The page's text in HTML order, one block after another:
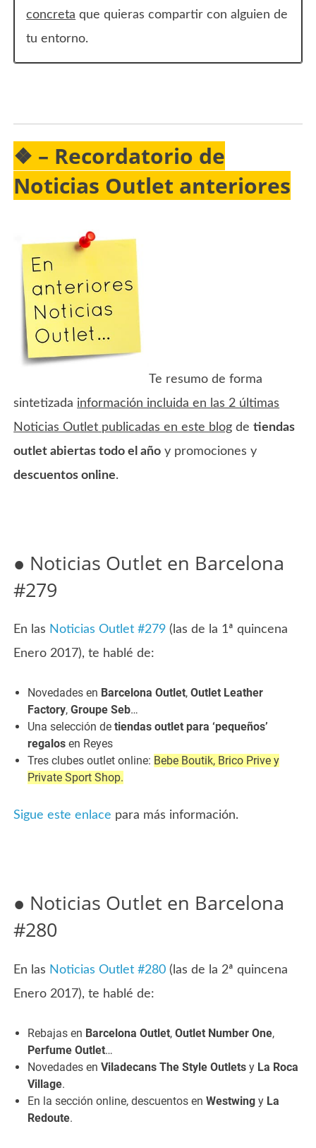
concreta que quieras compartir con alguien de
tu entorno.
❖ – Recordatorio de
Noticias Outlet anteriores
Te resumo de forma
sintetizada información incluida en las 2 últimas
Noticias Outlet publicadas en este blog detiendas
outlet abiertas todo el año y promociones y
descuentos online.
● Noticias Outlet en Barcelona
#279
En las Noticias Outlet #279 (las de la 1ª quincena
Enero 2017), te hablé de:
Novedades en Barcelona Outlet,Outlet Leather
Factory,Groupe Seb…
Una selección detiendas outlet para ‘pequeños’
regalos en Reyes
Tres clubes outlet online: Bebe Boutik, Brico Prive y
Private Sport Shop.
Sigue este enlace para más información.
● Noticias Outlet en Barcelona
#280
En las Noticias Outlet #280 (las de la 2ª quincena
Enero 2017), te hablé de:
Rebajas en Barcelona Outlet,Outlet Number One,
Perfume Outlet…
Novedades enViladecans The Style Outlets y La Roca
Village.
En la sección online, descuentos enWestwing y La
Redoute.